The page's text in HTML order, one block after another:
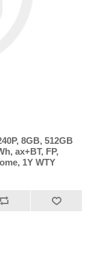
8GB, 512GB
ax+BT, FP,
1Y WTY